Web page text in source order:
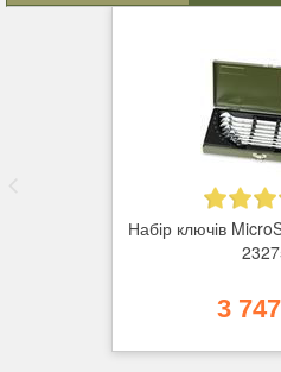
Набір ключів
3 747